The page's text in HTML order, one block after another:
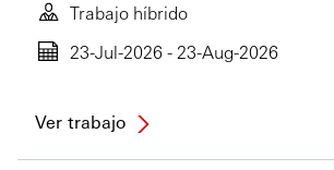
Trabajo híbrido
23-Jul-2026 - 23-Aug-2026
Ver trabajo